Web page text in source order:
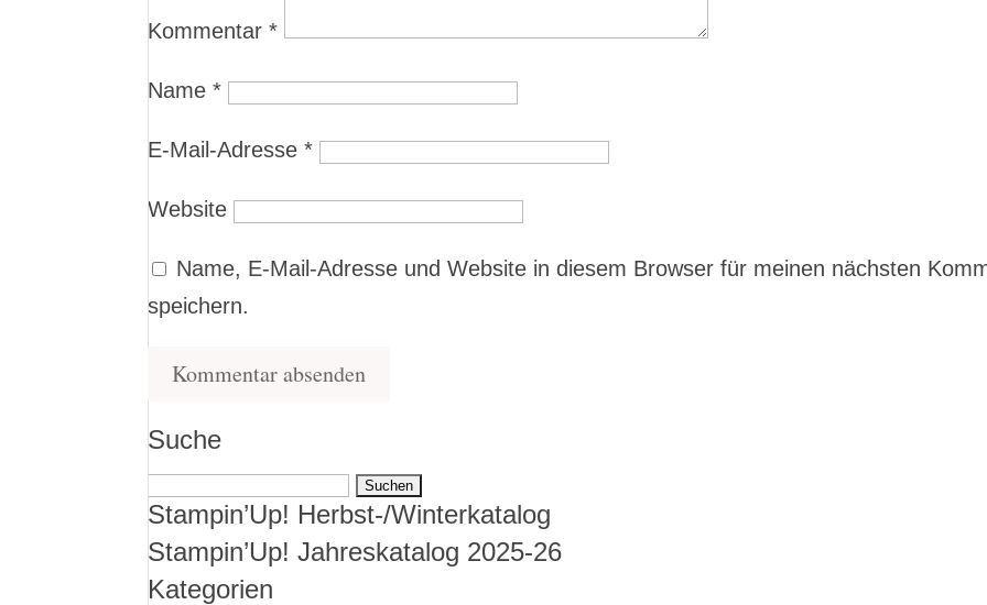
Kommentar*
Name*
E-Mail-Adresse*
Website
Name, E-Mail-Adresse und Website in diesem Browser für meinen nächsten
speichern.
Suche
Suchen
nach:
Stampin’Up! Herbst-/Winterkatalog
Stampin’Up! Jahreskatalog 2025-26
Kategorien